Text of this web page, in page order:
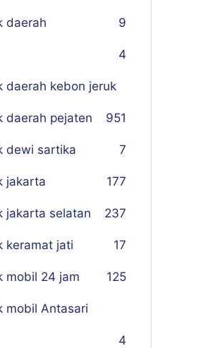
9
daerah
4
daerah kebon jeruk
51
daerah pejaten 9
dewi sartika 7
jakarta 177
jakarta selatan 237
keramat jati 17
mobil 24 jam 125
mobil Antasari
4